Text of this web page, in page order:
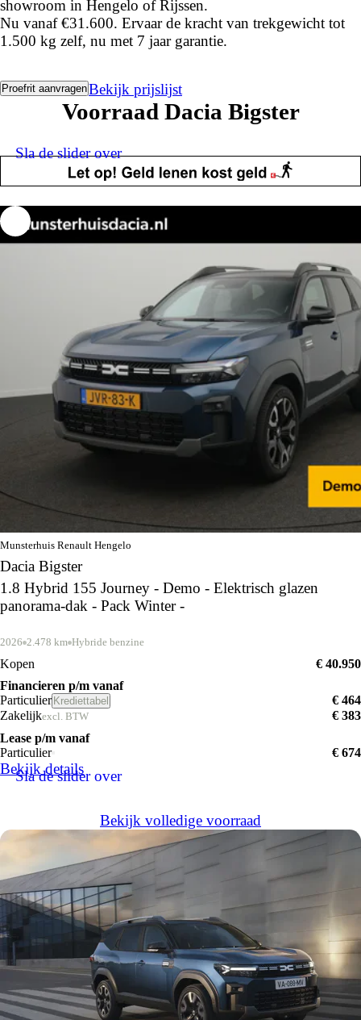
showroom in Hengelo of Rijssen.
Nu vanaf €31.600. Ervaar de kracht van trekgewicht tot
1.500 kg zelf, nu met 7 jaar garantie.
Proefrit aanvragenBekijk prijslijst
Voorraad Dacia Bigster
Sla de slider over
Munsterhuis Renault Hengelo
Dacia Bigster
1.8 Hybrid 155 Journey - Demo - Elektrisch glazen
panorama-dak - Pack Winter -
2026 2.478 km Hybride benzine
Kopen
€ 40.950
Financieren p/m vanaf
Particulier Krediettabel
€ 464
Zakelijkexcl. BTW
€ 383
Lease p/m vanaf
Particulier
€ 674
Bekijk details
Bekijk volledige voorraad
Sla de slider over